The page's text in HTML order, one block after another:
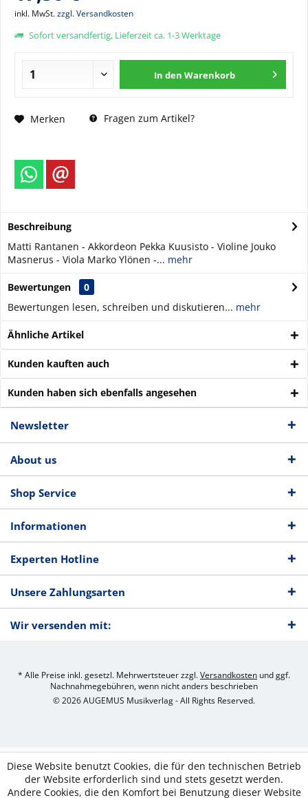
inkl. MwSt.zzgl. Versandkosten
Sofort versandfertig, Lieferzeit ca. 1-3 Werktage
In den Warenkorb
Merken Fragen zum Artikel?
Beschreibung
Matti Rantanen - Akkordeon Pekka Kuusisto - Violine Jouko
Masnerus - Viola Marko Ylönen -... mehr
Bewertungen
0
Bewertungen lesen, schreiben und diskutieren... mehr
Ähnliche Artikel
Kunden kauften auch
Kunden haben sich ebenfalls angesehen
Newsletter
About us
Shop Service
Informationen
Experten Hotline
Unsere Zahlungsarten
Wir versenden mit:
* Alle Preise inkl. gesetzl. Mehrwertsteuer zzgl.Versandkosten und ggf.
Nachnahmegebühren, wenn nicht anders beschrieben
© 2026 AUGEMUS Musikverlag - All Rights Reserved.
Diese Website benutzt Cookies, die für den technischen Betrieb
der Website erforderlich sind und stets gesetzt werden.
Andere Cookies, die den Komfort bei Benutzung dieser Website